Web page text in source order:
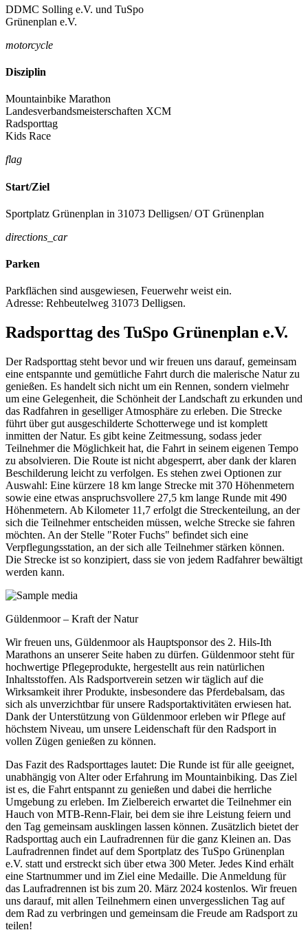
DDMC Solling e.V. und TuSpo
Grünenplan e.V.
motorcycle
Disziplin
Mountainbike Marathon
Landesverbandsmeisterschaften XCM
Radsporttag
Kids Race
flag
Start/Ziel
Sportplatz Grünenplan in 31073 Delligsen/ OT Grünenplan
directions_car
Parken
Parkflächen sind ausgewiesen, Feuerwehr weist ein.
Adresse: Rehbeutelweg 31073 Delligsen.
Radsporttag des TuSpo Grünenplan e.V.
Der Radsporttag steht bevor und wir freuen uns darauf, gemeinsam
eine entspannte und gemütliche Fahrt durch die malerische Natur zu
genießen. Es handelt sich nicht um ein Rennen, sondern vielmehr
um eine Gelegenheit, die Schönheit der Landschaft zu erkunden und
das Radfahren in geselliger Atmosphäre zu erleben. Die Strecke
führt über gut ausgeschilderte Schotterwege und ist komplett
inmitten der Natur. Es gibt keine Zeitmessung, sodass jeder
Teilnehmer die Möglichkeit hat, die Fahrt in seinem eigenen Tempo
zu absolvieren. Die Route ist nicht abgesperrt, aber dank der klaren
Beschilderung leicht zu verfolgen. Es stehen zwei Optionen zur
Auswahl: Eine kürzere 18 km lange Strecke mit 370 Höhenmetern
sowie eine etwas anspruchsvollere 27,5 km lange Runde mit 490
Höhenmetern. Ab Kilometer 11,7 erfolgt die Streckenteilung, an der
sich die Teilnehmer entscheiden müssen, welche Strecke sie fahren
möchten. An der Stelle "Roter Fuchs" befindet sich eine
Verpflegungsstation, an der sich alle Teilnehmer stärken können.
Die Strecke ist so konzipiert, dass sie von jedem Radfahrer bewältigt
werden kann.
Güldenmoor – Kraft der Natur
Wir freuen uns, Güldenmoor als Hauptsponsor des 2. Hils-Ith
Marathons an unserer Seite haben zu dürfen. Güldenmoor steht für
hochwertige Pflegeprodukte, hergestellt aus rein natürlichen
Inhaltsstoffen. Als Radsportverein setzen wir täglich auf die
Wirksamkeit ihrer Produkte, insbesondere das Pferdebalsam, das
sich als unverzichtbar für unsere Radsportaktivitäten erwiesen hat.
Dank der Unterstützung von Güldenmoor erleben wir Pflege auf
höchstem Niveau, um unsere Leidenschaft für den Radsport in
vollen Zügen genießen zu können.
Das Fazit des Radsporttages lautet: Die Runde ist für alle geeignet,
unabhängig von Alter oder Erfahrung im Mountainbiking. Das Ziel
ist es, die Fahrt entspannt zu genießen und dabei die herrliche
Umgebung zu erleben. Im Zielbereich erwartet die Teilnehmer ein
Hauch von MTB-Renn-Flair, bei dem sie ihre Leistung feiern und
den Tag gemeinsam ausklingen lassen können. Zusätzlich bietet der
Radsporttag auch ein Laufradrennen für die ganz Kleinen an. Das
Laufradrennen findet auf dem Sportplatz des TuSpo Grünenplan
e.V. statt und erstreckt sich über etwa 300 Meter. Jedes Kind erhält
eine Startnummer und im Ziel eine Medaille. Die Anmeldung für
das Laufradrennen ist bis zum 20. März 2024 kostenlos. Wir freuen
uns darauf, mit allen Teilnehmern einen unvergesslichen Tag auf
dem Rad zu verbringen und gemeinsam die Freude am Radsport zu
teilen!